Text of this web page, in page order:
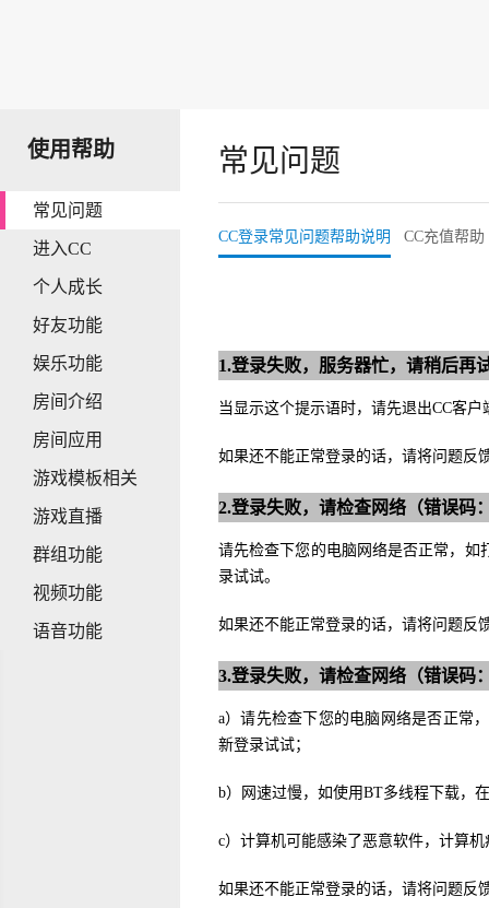
使用帮助
常见问题
进入CC
个人成长
好友功能
娱乐功能
房间介绍
房间应用
游戏模板相关
游戏直播
群组功能
视频功能
语音功能
常见问题
CC登录常见问题帮助说明 CC充值帮助
1.登录失败，服务器忙，请稍后再
当显示这个提示语时，请先退出CC客
如果还不能正常登录的话，请将问题反
2.登录失败，请检查网络（错误码
请先检查下您的电脑网络是否正常，如
录试试。
如果还不能正常登录的话，请将问题反
3.登录失败，请检查网络（错误码
a）请先检查下您的电脑网络是否正常
新登录试试；
b）网速过慢，如使用BT多线程下载，
c）计算机可能感染了恶意软件，计算
如果还不能正常登录的话，请将问题反